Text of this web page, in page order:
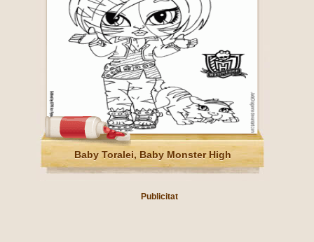
Baby Toralei, Baby Monster High
Publicitat